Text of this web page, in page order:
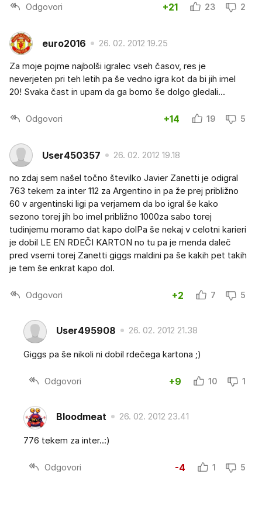
Odgovori +21 23 2
euro2016 26. 02. 2012 19.25
Za moje pojme najbolši igralec vseh časov, res je
neverjeten pri teh letih pa še vedno igra kot da bi jih imel
20! Svaka čast in upam da ga bomo še dolgo gledali...
Odgovori +14 19 5
User450357 26. 02. 2012 19.18
no zdaj sem našel točno številko Javier Zanetti je odigral
763 tekem za inter 112 za Argentino in pa že prej približno
60 v argentinski ligi pa verjamem da bo igral še kako
sezono torej jih bo imel približno 1000za sabo torej
tudinjemu moramo dat kapo dolPa še nekaj v celotni karieri
je dobil LE EN RDEČI KARTON no tu pa je menda daleč
pred vsemi torej Zanetti giggs maldini pa še kakih pet takih
je tem še enkrat kapo dol.
Odgovori +2 7 5
User495908 26. 02. 2012 21.38
Giggs pa še nikoli ni dobil rdečega kartona ;)
Odgovori +9 10 1
Bloodmeat 26. 02. 2012 23.41
776 tekem za inter..:)
Odgovori -4 1 5